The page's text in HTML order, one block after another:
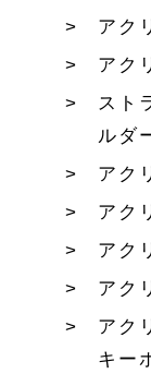
アク
アク
スト
ルダ
アク
アク
アク
アク
アク
キー